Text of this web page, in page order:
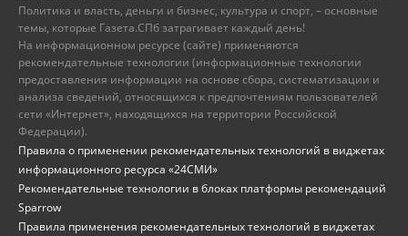
Политика и власть, деньги и бизнес, культура и спорт, – основные
темы, которые Газета.СПб затрагивает каждый день!
На информационном ресурсе (сайте) применяются
рекомендательные технологии (информационные технологии
предоставления информации на основе сбора, систематизации и
анализа сведений, относящихся к предпочтениям пользователей
сети «Интернет», находящихся на территории Российской
Федерации).
Правила о применении рекомендательных технологий в виджетах
информационного ресурса «24СМИ»
Рекомендательные технологии в блоках платформы рекомендаций
Sparrow
Правила применения рекомендательных технологий в виджетах